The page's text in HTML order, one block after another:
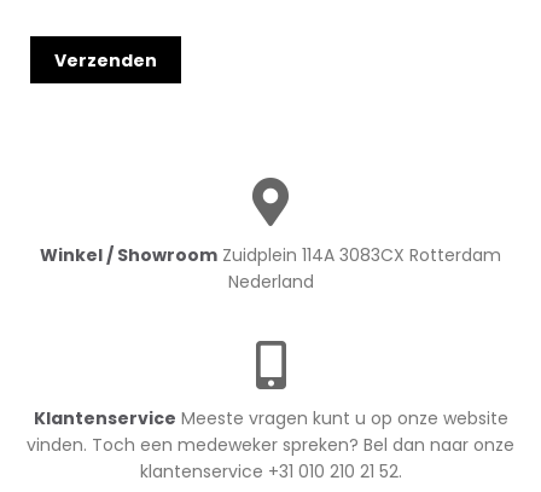
Winkel / Showroom Zuidplein 114A 3083CX Rotterdam
Nederland
Klantenservice Meeste vragen kunt u op onze website
vinden. Toch een medeweker spreken? Bel dan naar onze
klantenservice +31 010 210 21 52.